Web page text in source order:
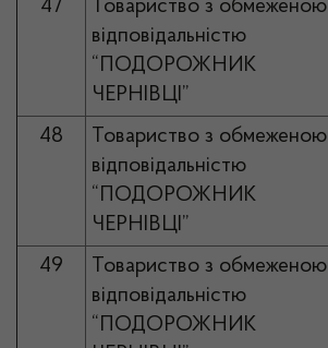
47
Товариство з обмеженою
відповідальністю
“ПОДОРОЖНИК
ЧЕРНІВЦІ”
48
Товариство з обмеженою
відповідальністю
“ПОДОРОЖНИК
ЧЕРНІВЦІ”
49
Товариство з обмеженою
відповідальністю
“ПОДОРОЖНИК